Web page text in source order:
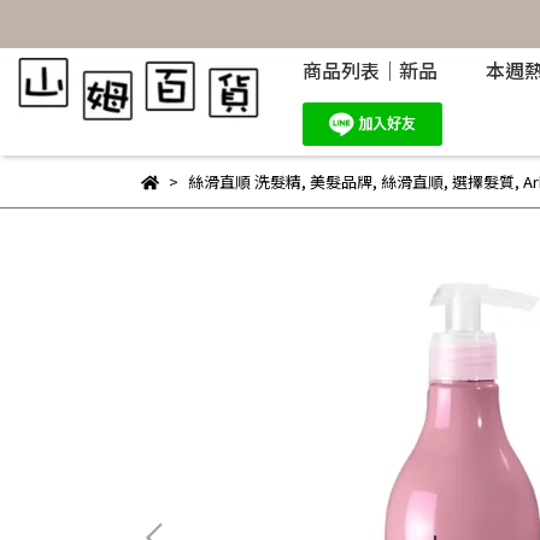
商品列表｜新品 本週
絲滑直順 洗髮精, 美髮品牌, 絲滑直順, 選擇髮質,